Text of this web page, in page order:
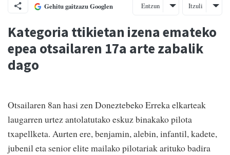
Gehitu gaitzazu Googlen Entzun Itzuli
Kategoria ttikietan izena emateko
epea otsailaren 17a arte zabalik
dago
Otsailaren 8an hasi zen Doneztebeko Erreka elkarteak
laugarren urtez antolatutako eskuz binakako pilota
txapellketa. Aurten ere, benjamin, alebin, infantil, kadete,
jubenil eta senior elite mailako pilotariak arituko badira